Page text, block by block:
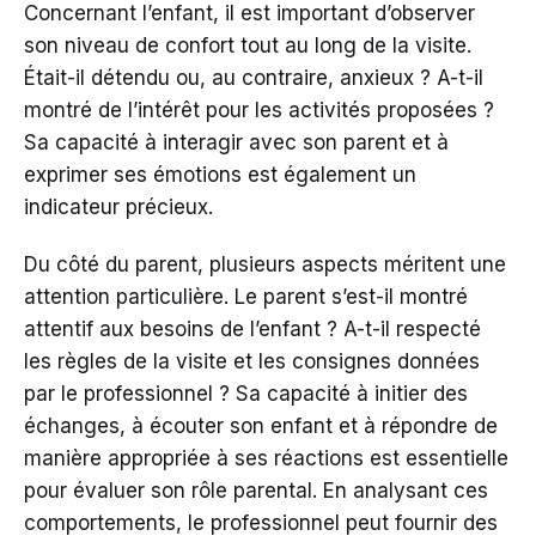
Concernant l’enfant, il est important d’observer
son niveau de confort tout au long de la visite.
Était-il détendu ou, au contraire, anxieux ? A-t-il
montré de l’intérêt pour les activités proposées ?
Sa capacité à interagir avec son parent et à
exprimer ses émotions est également un
indicateur précieux.
Du côté du parent, plusieurs aspects méritent une
attention particulière. Le parent s’est-il montré
attentif aux besoins de l’enfant ? A-t-il respecté
les règles de la visite et les consignes données
par le professionnel ? Sa capacité à initier des
échanges, à écouter son enfant et à répondre de
manière appropriée à ses réactions est essentielle
pour évaluer son rôle parental. En analysant ces
comportements, le professionnel peut fournir des